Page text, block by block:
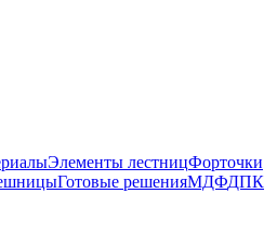
Элементы лестницФорточки
Готовые решенияМДФДПК